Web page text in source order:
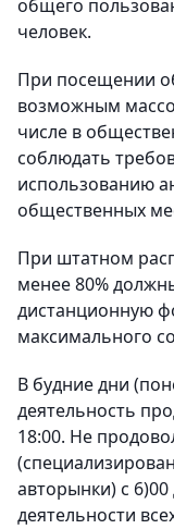
общего
человек.
При посещении
возможным
числе в
соблюдать
использованию
общественных
При штатном
менее 80%
дистанционную
максимального
В будние дни
деятельность
18:00. Не
авторынки) с
деятельности